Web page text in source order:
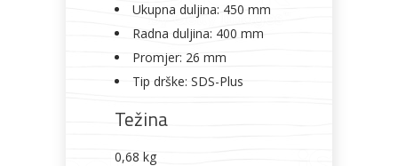
Ukupna duljina: 450 mm
Radna duljina: 400 mm
Promjer: 26 mm
Tip drške: SDS-Plus
Težina
0,68 kg